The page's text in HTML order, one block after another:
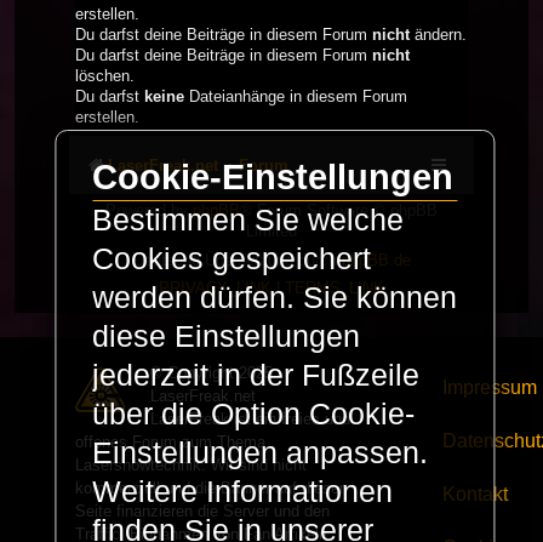
erstellen.
Du darfst deine Beiträge in diesem Forum nichtändern.
Du darfst deine Beiträge in diesem Forum nicht
löschen.
Du darfst keine Dateianhänge in diesem Forum
erstellen.
LaserFreak.net Forum
Powered byphpBB® Forum Software © phpBB
Limited
Deutsche Übersetzung durchphpBB.de
PRIVACY_LINK|TERMS_LINK
© Copyright 2025 -
LaserFreak.net
LaserFreak ist ein freies und
offenes Forum zum Thema
Lasershowtechnik. Wir sind nicht
kommerziell und die Banner auf dieser
Seite finanzieren die Server und den
Traffic. Einnahmen von Fan Artikeln
Impressum
Kontakt
Cookie-Einstellungen
Bestimmen Sie welche
Cookies gespeichert
werden dürfen. Sie können
diese Einstellungen
jederzeit in der Fußzeile
über die Option Cookie-
Einstellungen anpassen.
Weitere Informationen
finden Sie in unserer